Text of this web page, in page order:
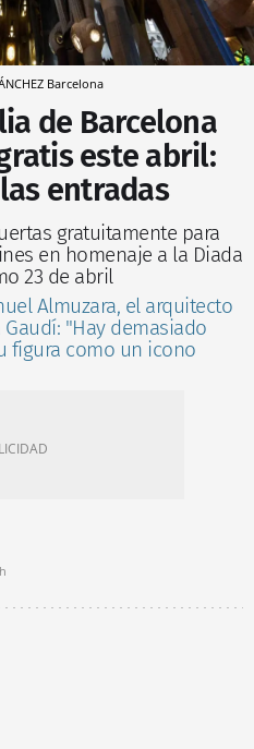
Barcelona
de Barcelona
este abril:
entradas
gratuitamente para
en homenaje a la Diada
23 de abril
Almuzara, el arquitecto
"Hay demasiado
figura como un icono